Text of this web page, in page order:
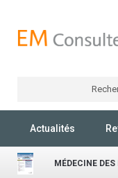
Actualités
MÉDECINE